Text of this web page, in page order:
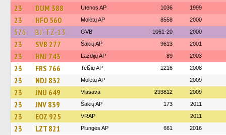
23 DUM 388 Utenos AP 1036 1999
23 HFO 560 Molėtų AP 8558 2000
576 BJ-TZ-13 GVB 1061-20 2000
23 SVB 277 Šakių AP 9613 2001
23 HNJ 743 Lazdijų AP 89 2003
23 FRS 766 Telšių AP 1216 2008
23 NDJ 832 Molėtų AP 2009
23 JNU 649 Vlasava 293812 2009
23 JNV 839 Šakių AP 173 2011
23 EOZ 925 VRAP 2011
23 LZT 821 Plungės AP 661 2016